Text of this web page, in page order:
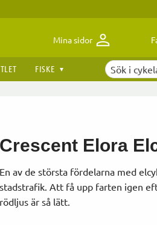
Mina sidor
FISKE
Crescent Elora
En av de största fördelarna med
stadstrafik. Att få upp farten igen
rödljus är så lätt.